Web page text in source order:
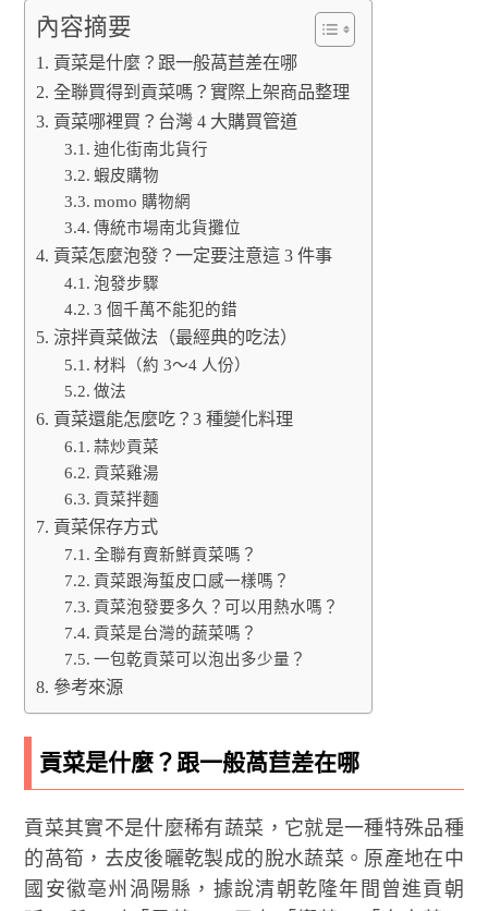
內容摘要
貢菜是什麼？跟一般萵苣差在哪
全聯買得到貢菜嗎？實際上架商品整理
貢菜哪裡買？台灣 4 大購買管道
迪化街南北貨行
蝦皮購物
momo 購物網
傳統市場南北貨攤位
貢菜怎麼泡發？一定要注意這 3 件事
泡發步驟
3 個千萬不能犯的錯
涼拌貢菜做法（最經典的吃法）
材料（約 3～4 人份）
做法
貢菜還能怎麼吃？3 種變化料理
蒜炒貢菜
貢菜雞湯
貢菜拌麵
貢菜保存方式
全聯有賣新鮮貢菜嗎？
貢菜跟海蜇皮口感一樣嗎？
貢菜泡發要多久？可以用熱水嗎？
貢菜是台灣的蔬菜嗎？
一包乾貢菜可以泡出多少量？
參考來源
貢菜是什麼？跟一般萵苣差在哪
貢菜其實不是什麼稀有蔬菜，它就是一種特殊品種
的萵筍，去皮後曬乾製成的脫水蔬菜。原產地在中
國安徽亳州渦陽縣，據說清朝乾隆年間曾進貢朝